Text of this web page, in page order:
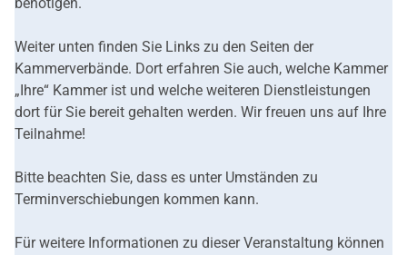
benötigen.
Weiter unten finden Sie Links zu den Seiten der
Kammerverbände. Dort erfahren Sie auch, welche Kammer
„Ihre“ Kammer ist und welche weiteren Dienstleistungen
dort für Sie bereit gehalten werden. Wir freuen uns auf Ihre
Teilnahme!
Bitte beachten Sie, dass es unter Umständen zu
Terminverschiebungen kommen kann.
Für weitere Informationen zu dieser Veranstaltung können